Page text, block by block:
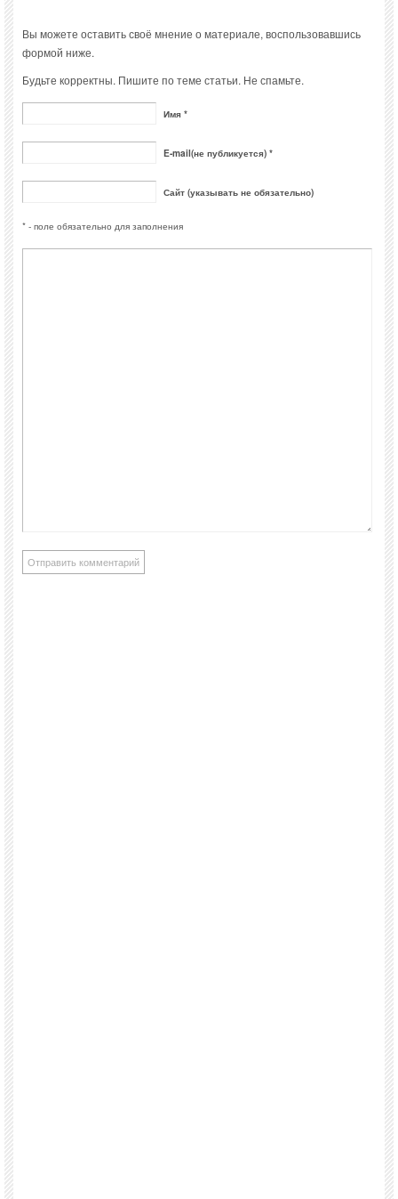
Вы можете оставить своё мнение о материале, воспользовавшись
формой ниже.
Будьте корректны. Пишите по теме статьи. Не спамьте.
Имя *
E-mail(не публикуется) *
Сайт (указывать не обязательно)
* - поле обязательно для заполнения